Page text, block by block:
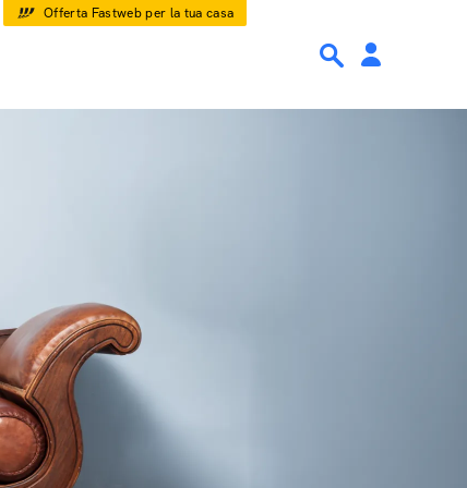
Offerta Fastweb per la tua casa